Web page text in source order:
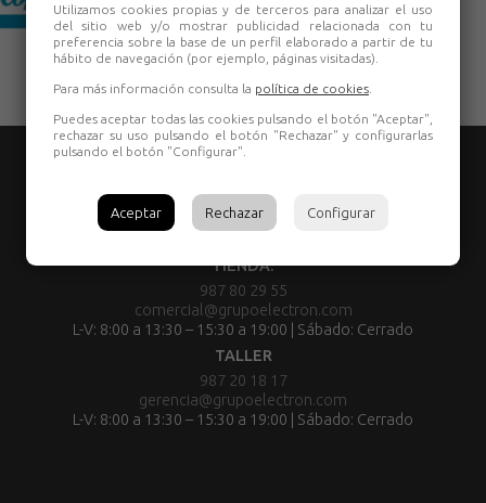
TIENDA:
987 80 29 55
comercial@grupoelectron.com
L-V: 8:00 a 13:30 – 15:30 a 19:00 | Sábado: Cerrado
TALLER
987 20 18 17
gerencia@grupoelectron.com
L-V: 8:00 a 13:30 – 15:30 a 19:00 | Sábado: Cerrado
Utilizamos cookies propias y de terceros para analizar el uso
del sitio web y/o mostrar publicidad relacionada con tu
preferencia sobre la base de un perfil elaborado a partir de tu
hábito de navegación (por ejemplo, páginas visitadas).
Para más información consulta la política de cookies
Puedes aceptar todas las cookies pulsando el botón "Aceptar",
rechazar su uso pulsando el botón "Rechazar" y configurarlas
pulsando el botón "Configurar".
Aceptar Rechazar Configurar